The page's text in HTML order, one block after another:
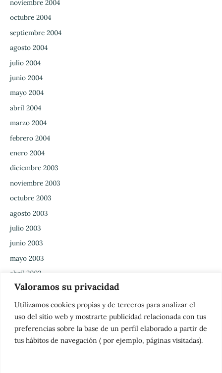
Valoramos su privacidad
Utilizamos cookies propias y de terceros para analizar el
uso del sitio web y mostrarte publicidad relacionada con tus
preferencias sobre la base de un perfil elaborado a partir de
tus hábitos de navegación ( por ejemplo, páginas visitadas).
noviembre 2004
octubre 2004
septiembre 2004
agosto 2004
julio 2004
junio 2004
mayo 2004
abril 2004
marzo 2004
febrero 2004
enero 2004
diciembre 2003
noviembre 2003
octubre 2003
agosto 2003
julio 2003
junio 2003
mayo 2003
abril 2003
marzo 2003
febrero 2003
enero 2003
diciembre 2002